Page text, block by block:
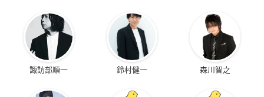
諏訪部順一 鈴村健一 森川智之